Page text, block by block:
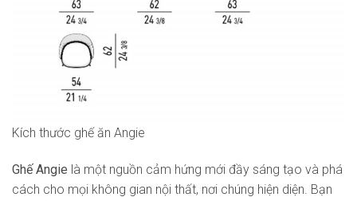
Kích thước ghế ăn Angie
Ghế Angie là một nguồn cảm hứng mới đầy sáng tạo và phá
cách cho mọi không gian nội thất, nơi chúng hiện diện. Bạn